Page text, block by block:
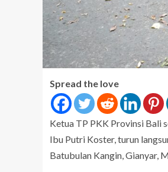
Spread the love
Ketua TP PKK Provinsi Bali
Ibu Putri Koster, turun
Batubulan Kangin, Gianyar,